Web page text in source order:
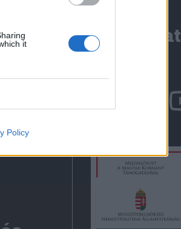
it
Policy
Kapcsolat